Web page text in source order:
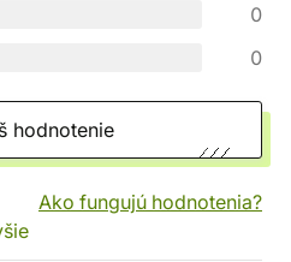
0
0
hodnotenie
Ako fungujú hodnotenia?